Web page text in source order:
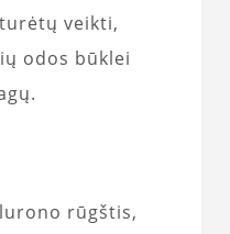
veikti,
odos būklei
rūgštis,